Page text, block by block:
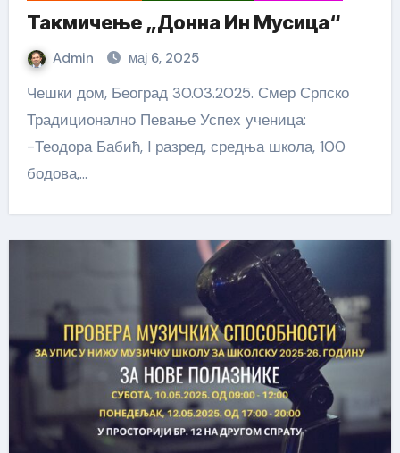
Такмичење „Донна Ин Мусица“
Admin мај 6, 2025
Чешки дом, Београд 30.03.2025. Смер Српско
Традиционално Певање Успех ученица:
-Теодора Бабић, I разред, средња школа, 100
бодова,…